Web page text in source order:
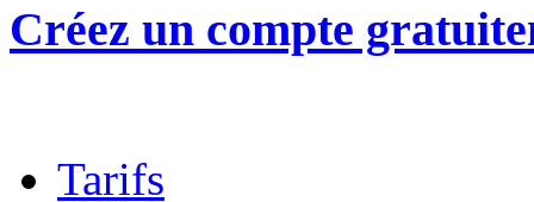
Créez un compte
Tarifs